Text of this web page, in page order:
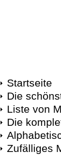
Startseite
Die
Liste von
Die
Zufälliges